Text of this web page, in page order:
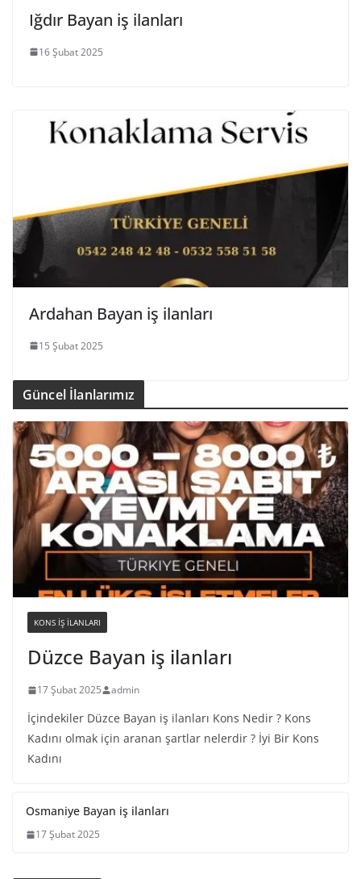
Iğdır Bayan iş ilanları
16 Şubat 2025
Ardahan Bayan iş ilanları
15 Şubat 2025
Güncel İlanlarımız
KONS IŞ ILANLARI
Düzce Bayan iş ilanları
17 Şubat 2025 admin
İçindekiler Düzce Bayan iş ilanları Kons Nedir ? Kons
Kadını olmak için aranan şartlar nelerdir ? İyi Bir Kons
Kadını
Osmaniye Bayan iş ilanları
17 Şubat 2025